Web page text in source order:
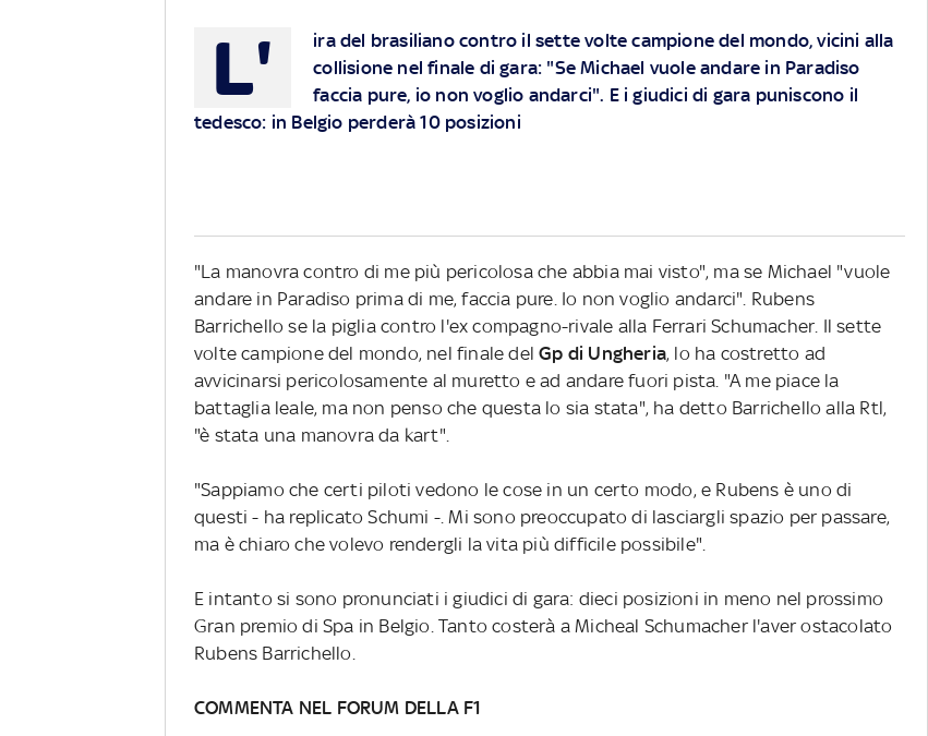
L'
ira del brasiliano contro il sette volte campione del mondo, vicini alla
collisione nel finale di gara: "Se Michael vuole andare in Paradiso
faccia pure, io non voglio andarci". E i giudici di gara puniscono il
tedesco: in Belgio perderà 10 posizioni
"La manovra contro di me più pericolosa che abbia mai visto", ma se Michael "vuole
andare in Paradiso prima di me, faccia pure. Io non voglio andarci". Rubens
Barrichello se la piglia contro l'ex compagno-rivale alla Ferrari Schumacher. Il sette
volte campione del mondo, nel finale delGp di Ungheria, lo ha costretto ad
avvicinarsi pericolosamente al muretto e ad andare fuori pista. "A me piace la
battaglia leale, ma non penso che questa lo sia stata", ha detto Barrichello alla Rtl,
"è stata una manovra da kart".
"Sappiamo che certi piloti vedono le cose in un certo modo, e Rubens è uno di
questi - ha replicato Schumi -. Mi sono preoccupato di lasciargli spazio per passare,
ma è chiaro che volevo rendergli la vita più difficile possibile".
E intanto si sono pronunciati i giudici di gara: dieci posizioni in meno nel prossimo
Gran premio di Spa in Belgio. Tanto costerà a Micheal Schumacher l'aver ostacolato
Rubens Barrichello.
COMMENTA NEL FORUM DELLA F1